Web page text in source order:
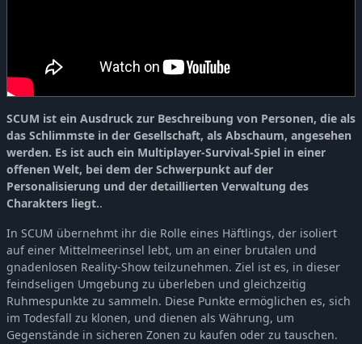
SCUM ist ein Ausdruck zur Beschreibung von Personen, die als
das Schlimmste in der Gesellschaft, als Abschaum, angesehen
werden. Es ist auch ein Multiplayer-Survival-Spiel in einer
offenen Welt, bei dem der Schwerpunkt auf der
Personalisierung und der detaillierten Verwaltung des
Charakters liegt..
In SCUM übernehmt ihr die Rolle eines Häftlings, der isoliert
auf einer Mittelmeerinsel lebt, um an einer brutalen und
gnadenlosen Reality-Show teilzunehmen. Ziel ist es, in dieser
feindseligen Umgebung zu überleben und gleichzeitig
Ruhmespunkte zu sammeln. Diese Punkte ermöglichen es, sich
im Todesfall zu klonen, und dienen als Währung, um
Gegenstände in sicheren Zonen zu kaufen oder zu tauschen.